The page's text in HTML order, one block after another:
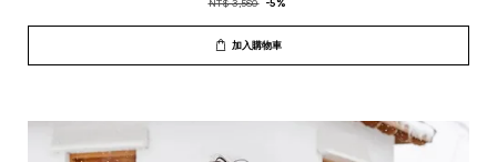
NT$ 3,580 -5%
加入購物車